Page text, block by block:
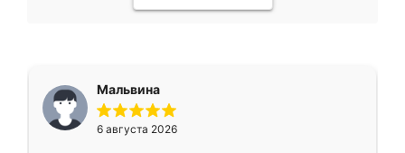
Мальвина
6 августа 2026